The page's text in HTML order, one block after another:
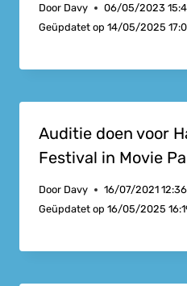
Door Davy
06/05/2023
Geüpdatet op 14/05/2025
Auditie doen voor
Festival in Movie
Door Davy
16/07/2021 12:36
Geüpdatet op 16/05/2025